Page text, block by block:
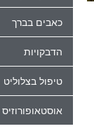
כאבים בברך
הדבקויות
טיפול בצלוליט
אוסטאופורוזיס